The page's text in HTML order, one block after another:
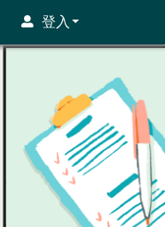
登入